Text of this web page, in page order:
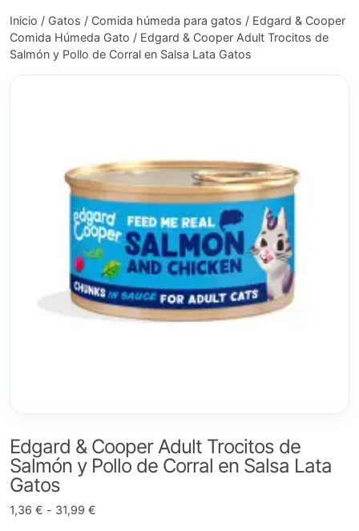
Inicio / Gatos / Comida húmeda para gatos / Edgard & Cooper
Comida Húmeda Gato / Edgard & Cooper Adult Trocitos de
Salmón y Pollo de Corral en Salsa Lata Gatos
Edgard & Cooper Adult Trocitos de
Salmón y Pollo de Corral en Salsa Lata
Gatos
1,36 € - 31,99 €